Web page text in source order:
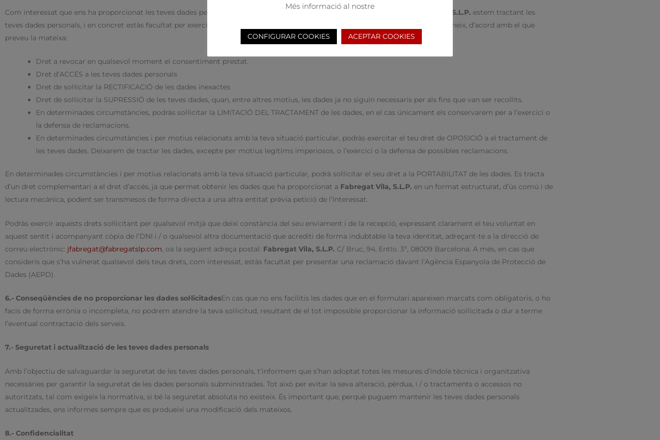
Com interessat que ens ha proporcionat les teves dades personals, tens tot el dret a obtenir confirmació sobre si a Fabregat Vila, S.L.P. estem tractant les
teves dades personals, i en concret estàs facultat per exercitar els drets que la normativa en matèria de protecció de dades et reconeix, d’acord amb el que
preveu la mateixa:
Dret a revocar en qualsevol moment el consentiment prestat.
Dret d’ACCÉS a les teves dades personals
Dret de sol·licitar la RECTIFICACIÓ de les dades inexactes
Dret de sol·licitar la SUPRESSIÓ de les teves dades, quan, entre altres motius, les dades ja no siguin necessaris per als fins que van ser recollits.
En determinades circumstàncies, podràs sol·licitar la LIMITACIÓ DEL TRACTAMENT de les dades, en el cas únicament els conservarem per a l’exercici o
la defensa de reclamacions.
En determinades circumstàncies i per motius relacionats amb la teva situació particular, podràs exercitar el teu dret de OPOSICIÓ a el tractament de
les teves dades. Deixarem de tractar les dades, excepte per motius legítims imperiosos, o l’exercici o la defensa de possibles reclamacions.
En determinades circumstàncies i per motius relacionats amb la teva situació particular, podrà sol·licitar el seu dret a la PORTABILITAT de les dades. Es tracta
d’un dret complementari a el dret d’accés, ja que permet obtenir les dades que ha proporcionat a Fabregat Vila, S.L.P. en un format estructurat, d’ús comú i de
lectura mecànica, podent ser transmesos de forma directa a una altra entitat prèvia petició de l’Interessat.
Podràs exercir aquests drets sol·licitant per qualsevol mitjà que deixi constància del seu enviament i de la recepció, expressant clarament el teu voluntat en
aquest sentit i acompanyant còpia de l’DNI i / o qualsevol altra documentació que acrediti de forma indubtable la teva identitat, adreçant-te a la direcció de
correu electrònic: jfabregat@fabregatslp.com, oa la següent adreça postal: Fabregat Vila, S.L.P. C/ Bruc, 94, Entlo. 3ª, 08009 Barcelona. A més, en cas que
consideris que s’ha vulnerat qualsevol dels teus drets, com interessat, estàs facultat per presentar una reclamació davant l’Agència Espanyola de Protecció de
Dades (AEPD).
6.- Conseqüències de no proporcionar les dades sol·licitadesEn cas que no ens facilitis les dades que en el formulari apareixen marcats com obligatoris, o ho
facis de forma errònia o incompleta, no podrem atendre la teva sol·licitud, resultant de el tot impossible proporcionar la informació sol·licitada o dur a terme
l’eventual contractació dels serveis.
7.- Seguretat i actualització de les teves dades personals
Amb l’objectiu de salvaguardar la seguretat de les teves dades personals, t’informem que s’han adoptat totes les mesures d’índole tècnica i organitzativa
necessàries per garantir la seguretat de les dades personals subministrades. Tot això per evitar la seva alteració, pèrdua, i / o tractaments o accessos no
autoritzats, tal com exigeix la normativa, si bé la seguretat absoluta no existeix. És important que, perquè puguem mantenir les teves dades personals
actualitzades, ens informes sempre que es produeixi una modificació dels mateixos.
8.- Confidencialitat
Més informació al nostre
CONFIGURAR COOKIES ACEPTAR COOKIES